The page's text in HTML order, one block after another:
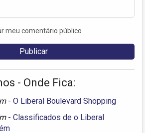
meu comentário público
- Onde Fica:
- O Liberal Boulevard Shopping
- Classificados de o Liberal